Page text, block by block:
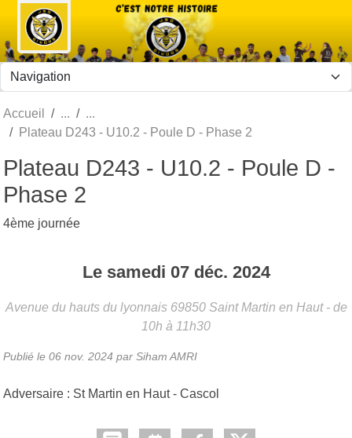
Accueil
Plateau D243 - U10.2 - Poule D - Phase 2
Plateau D243 - U10.2 - Poule D -
Phase 2
4ème journée
Le samedi 07 déc. 2024
Avenue du hauts du lyonnais 69850 Saint Martin en Haut - de
10h à 11h30
Publié le 06 nov. 2024 par Siham AMRI
Adversaire : St Martin en Haut - Cascol
Panneau de gestion des cookies